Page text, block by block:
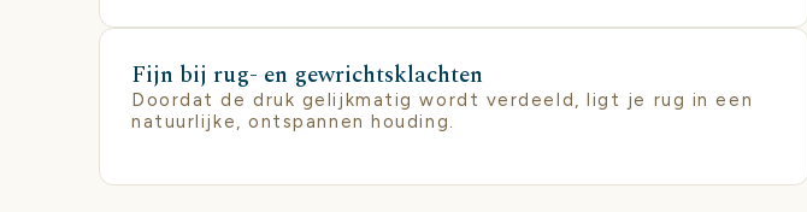
Fijn bij rug- en gewrichtsklachten
Doordat de druk gelijkmatig wordt verdeeld, ligt je rug in een
natuurlijke, ontspannen houding.